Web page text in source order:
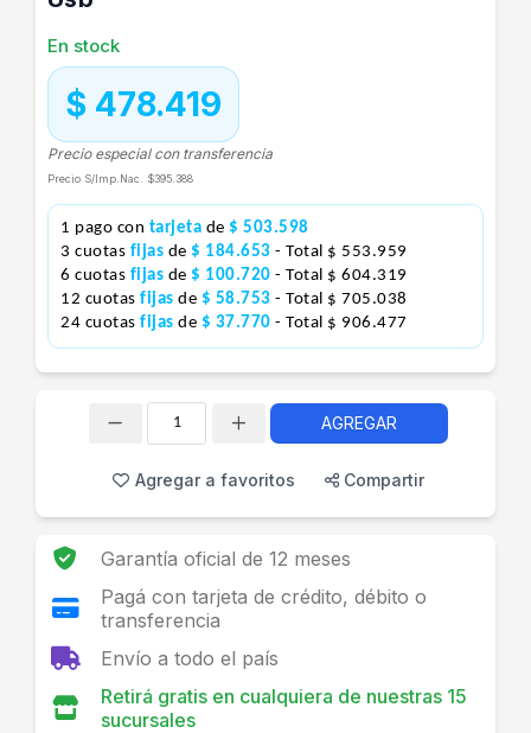
En stock
$ 478.419
Precio especial con transferencia
Precio S/Imp.Nac. $395.388
1 pago con tarjeta de $ 503.598
3 cuotas fijas de $ 184.653 - Total $ 553.959
6 cuotas fijas de $ 100.720 - Total $ 604.319
12 cuotas fijas de $ 58.753 - Total $ 705.038
24 cuotas fijas de $ 37.770 - Total $ 906.477
AGREGAR
Agregar a favoritos Compartir
Garantía oficial de 12 meses
Pagá con tarjeta de crédito, débito o
transferencia
Envío a todo el país
Retirá gratis en cualquiera de nuestras 15
sucursales